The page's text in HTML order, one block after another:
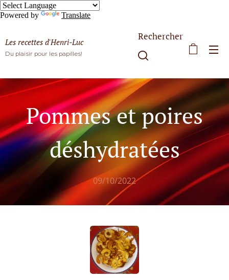
Powered by Translate
Les recettes d'Henri-Luc
Du plaisir pour les papilles!
Rechercher
Pommes et poires
déshydratées
09/10/2022